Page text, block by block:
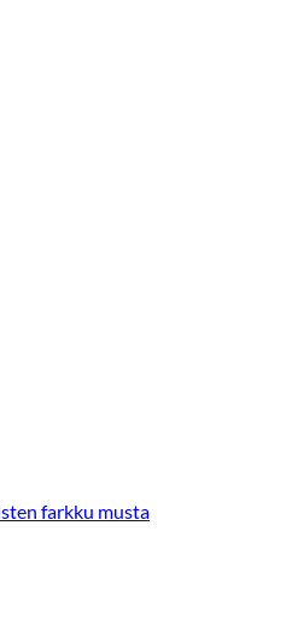
farkku musta